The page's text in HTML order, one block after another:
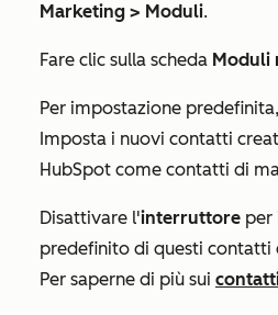
Marketing > Moduli.
Fare clic sulla scheda Moduli
Per impostazione
Imposta i nuovi contatti
HubSpot come contatti di
Disattivare l'interruttore per
predefinito di questi contatti
Per saperne di più sui